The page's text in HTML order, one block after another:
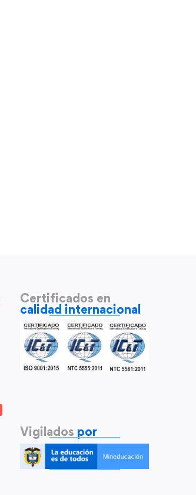
Certificados en
calidad internacional
Vigilados por